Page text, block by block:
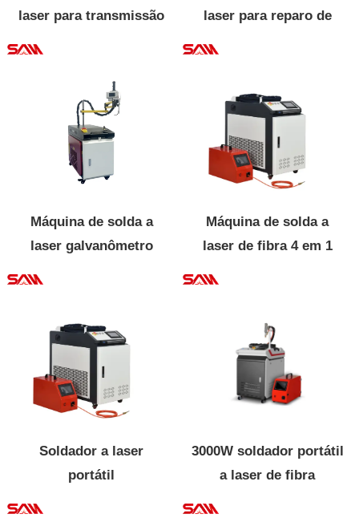
laser para transmissão
laser para reparo de
Máquina de solda a
laser galvanômetro
Máquina de solda a
laser de fibra 4 em 1
Soldador a laser
portátil
3000W soldador portátil
a laser de fibra